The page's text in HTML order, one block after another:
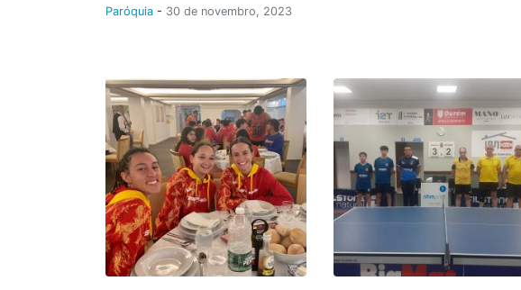
Paróquia - 30 de novembro, 2023